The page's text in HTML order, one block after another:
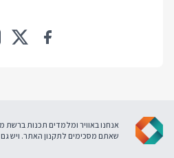
שאתם מסכימים לתקנון האתר. ויש גם